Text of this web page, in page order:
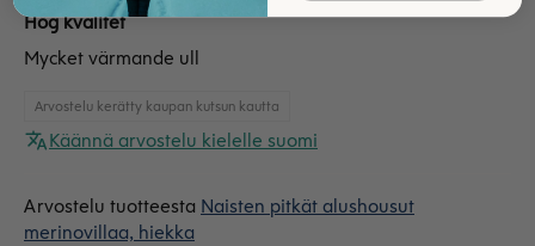
Hög kvalitet
Mycket värmande ull
Arvostelu kerätty kaupan kutsun kautta
Käännä arvostelu kielelle suomi
Naisten pitkät alushousut
merinovillaa, hiekka